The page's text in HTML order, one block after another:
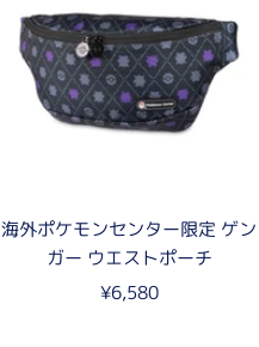
海外ポケモンセンター限定 ゲン
ガー ウエストポーチ
セ
¥6,580